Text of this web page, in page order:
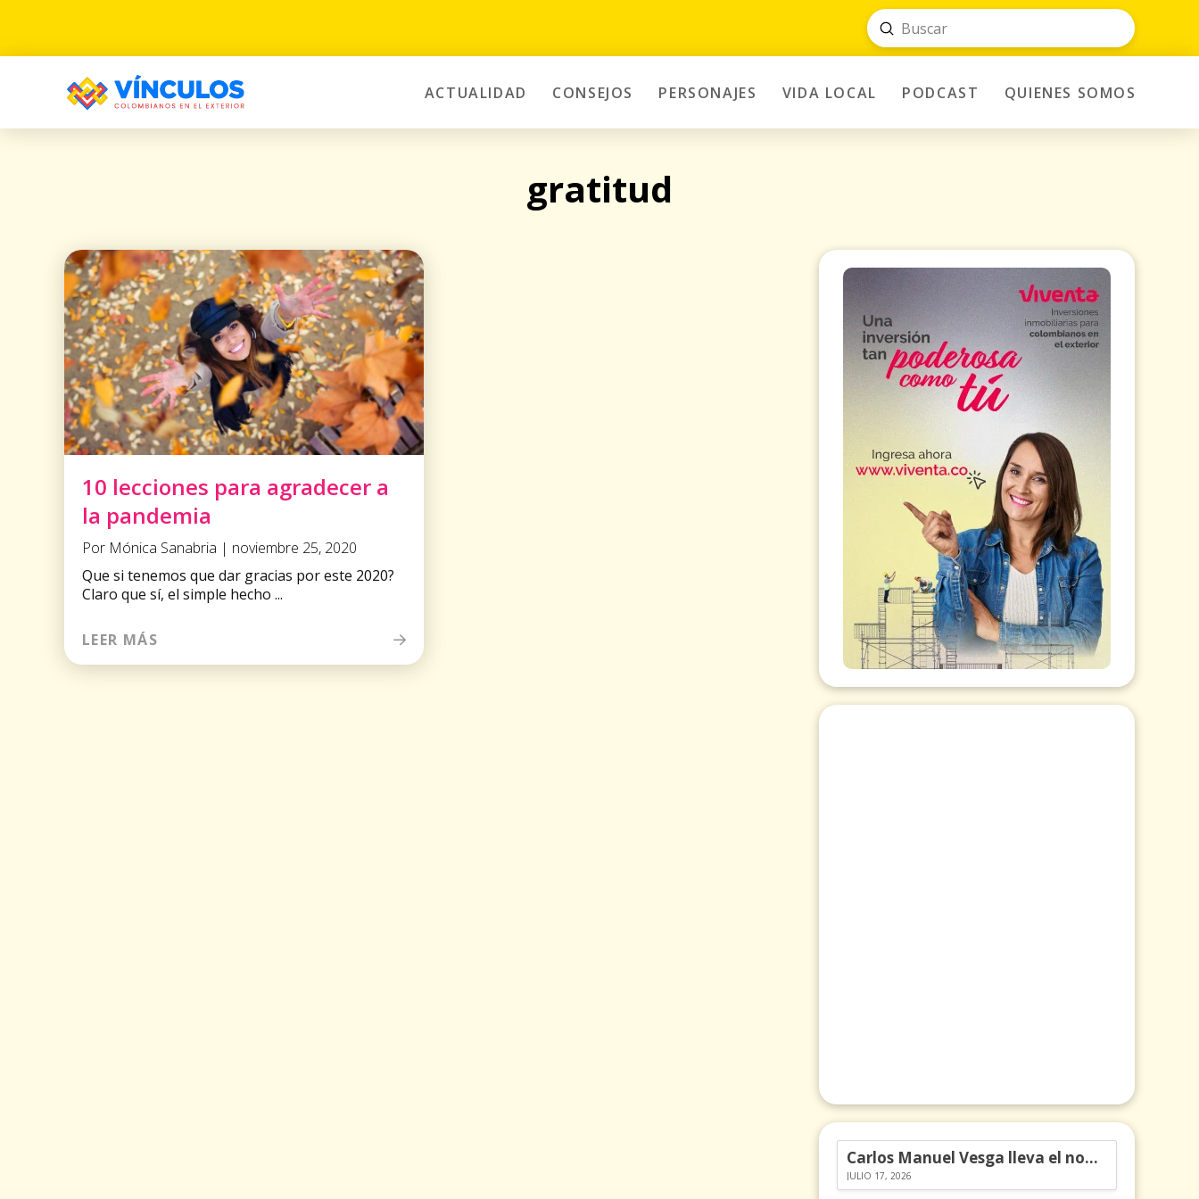
Search
Submit
ACTUALIDAD CONSEJOS PERSONAJES VIDA LOCAL PODCAST QUIENES SOMOS
gratitud
10 lecciones para agradecer a
la pandemia
Por Mónica Sanabria | noviembre 25, 2020
Que si tenemos que dar gracias por este 2020?
Claro que sí, el simple hecho ...
LEER MÁS
Carlos Manuel Vesga lleva el nombre de Colombia a los Emmy
JULIO 17, 2026